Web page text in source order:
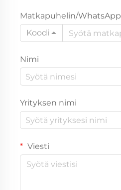
Matkapuhelin/WhatsApp
Koodi
Nimi
Yrityksen nimi
Viesti